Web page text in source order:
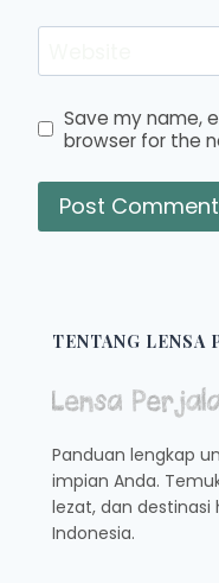
Save my name,
browser for the
TENTANG LENSA
Panduan lengkap
impian Anda.
lezat, dan destinasi
Indonesia.